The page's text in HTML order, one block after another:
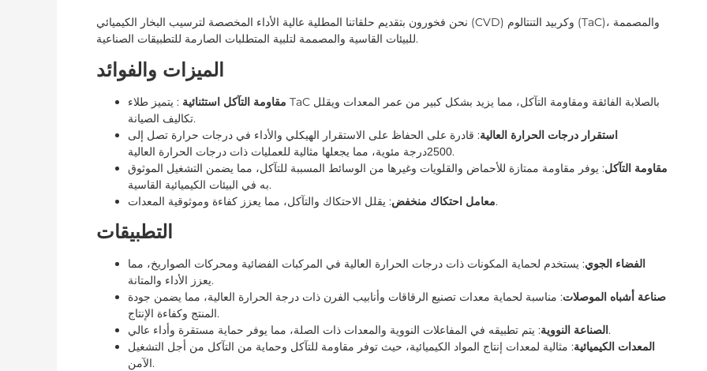
نحن فخورون بتقديم حلقاتنا المطلية عالية الأداء المخصصة لترسيب البخار الكيميائي (CVD) وكربيد التنتالوم (TaC)، والمصممة
للبيئات القاسية والمصممة لتلبية المتطلبات الصارمة للتطبيقات الصناعية.
الميزات والفوائد
مقاومة التآكل استثنائية : يتميز طلاء TaC بالصلابة الفائقة ومقاومة التآكل، مما يزيد بشكل كبير من عمر المعدات ويقلل
تكاليف الصيانة.
استقرار درجات الحرارة العالية: قادرة على الحفاظ على الاستقرار الهيكلي والأداء في درجات حرارة تصل إلى
2500درجة مئوية، مما يجعلها مثالية للعمليات ذات درجات الحرارة العالية.
مقاومة التآكل: يوفر مقاومة ممتازة للأحماض والقلويات وغيرها من الوسائط المسببة للتآكل، مما يضمن التشغيل الموثوق
به في البيئات الكيميائية القاسية.
معامل احتكاك منخفض: يقلل الاحتكاك والتآكل، مما يعزز كفاءة وموثوقية المعدات.
التطبيقات
الفضاء الجوي: يستخدم لحماية المكونات ذات درجات الحرارة العالية في المركبات الفضائية ومحركات الصواريخ، مما
يعزز الأداء والمتانة.
صناعة أشباه الموصلات: مناسبة لحماية معدات تصنيع الرقاقات وأنابيب الفرن ذات درجة الحرارة العالية، مما يضمن جودة
المنتج وكفاءة الإنتاج.
الصناعة النووية: يتم تطبيقه في المفاعلات النووية والمعدات ذات الصلة، مما يوفر حماية مستقرة وأداء عالي.
المعدات الكيميائية: مثالية لمعدات إنتاج المواد الكيميائية، حيث توفر مقاومة للتآكل وحماية من التآكل من أجل التشغيل
الآمن.